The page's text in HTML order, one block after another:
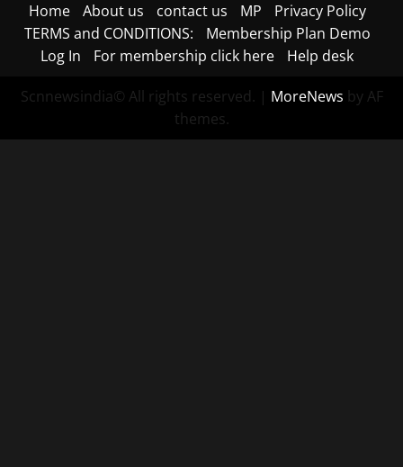
Home About us contact us MP
Privacy Policy
TERMS and CONDITIONS:
Membership Plan Demo
Log In
For membership click here Help desk
Scnnewsindia© All rights reserved. | MoreNews by AF
themes.